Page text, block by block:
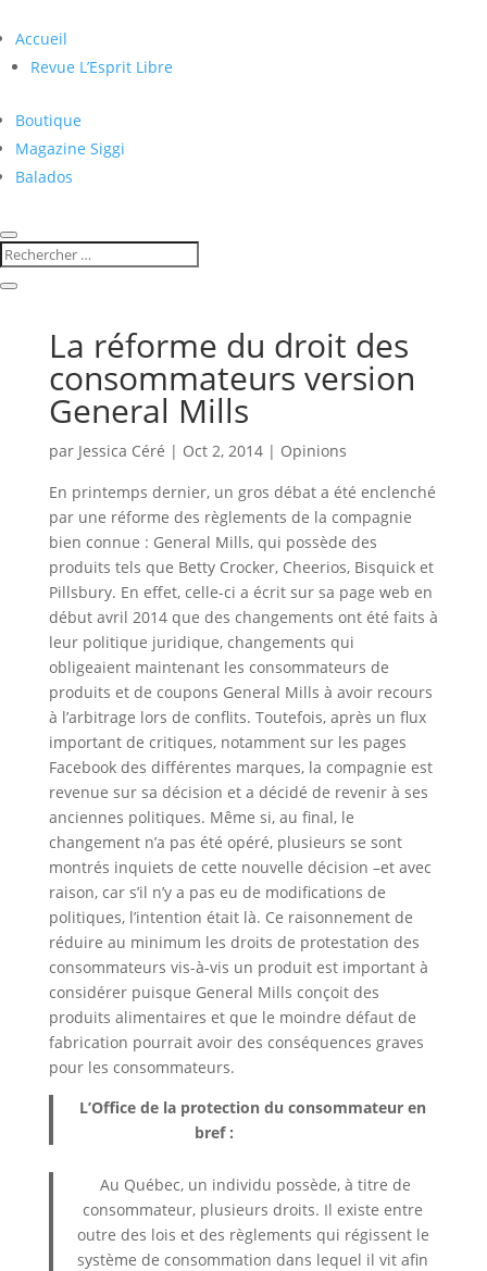
Accueil
Revue L’Esprit Libre
Boutique
Magazine Siggi
Balados
La réforme du droit des
consommateurs version
General Mills
par Jessica Céré | Oct 2, 2014| Opinions
En printemps dernier, un gros débat a été enclenché
par une réforme des règlements de la compagnie
bien connue : General Mills, qui possède des
produits tels que Betty Crocker, Cheerios, Bisquick et
Pillsbury. En effet, celle-ci a écrit sur sa page web en
début avril 2014 que des changements ont été faits à
leur politique juridique, changements qui
obligeaient maintenant les consommateurs de
produits et de coupons General Mills à avoir recours
à l’arbitrage lors de conflits. Toutefois, après un flux
important de critiques, notamment sur les pages
Facebook des différentes marques, la compagnie est
revenue sur sa décision et a décidé de revenir à ses
anciennes politiques. Même si, au final, le
changement n’a pas été opéré, plusieurs se sont
montrés inquiets de cette nouvelle décision –et avec
raison, car s’il n’y a pas eu de modifications de
politiques, l’intention était là. Ce raisonnement de
réduire au minimum les droits de protestation des
consommateurs vis-à-vis un produit est important à
considérer puisque General Mills conçoit des
produits alimentaires et que le moindre défaut de
fabrication pourrait avoir des conséquences graves
pour les consommateurs.
L’Office de la protection du consommateur en
bref :
Au Québec, un individu possède, à titre de
consommateur, plusieurs droits. Il existe entre
outre des lois et des règlements qui régissent le
système de consommation dans lequel il vit afin